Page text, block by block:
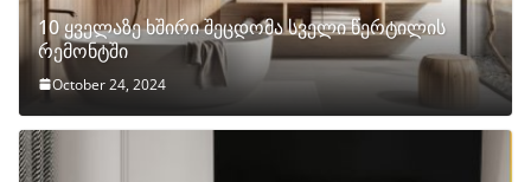
10 ყველაზე ხშირი შეცდომა სველი წერტილის
რემონტში
October 24, 2024